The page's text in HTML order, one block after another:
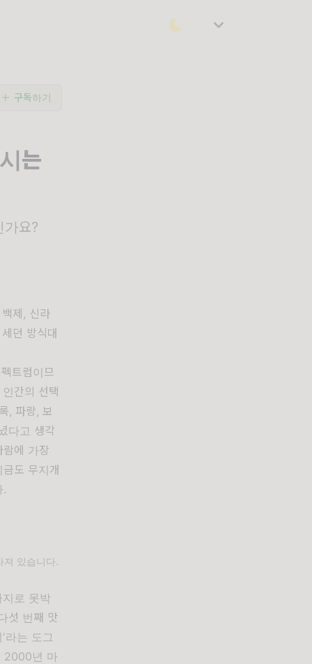
구독하기
는
가요?
제, 신라
던 방식대
트럼이므
간의 선택
, 파랑, 보
다고 생각
에 가장
도 무지개
.
있습니다.
지로 못박
섯 번째 맛
라는 도그
2000년 마